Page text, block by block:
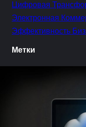
Цифровая
Электронная
Эффективность
Метки